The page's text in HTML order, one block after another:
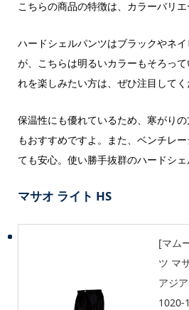
こちらの商品の特徴は、カラーバリエ
ハードシェルパンツはブラックやネ
が、こちらは明るいカラーもそろっ
れを楽しみたい方は、ぜひ注目してく
保温性にも優れているため、寒がり
もおすすめですよ。また、ベンチレ
ても安心。使い勝手抜群のハードシェ
マサオ ライト HS
[マム
ツ マ
アジ
1020-